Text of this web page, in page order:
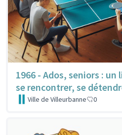
1966 - Ados, seniors : un
se rencontrer, se
Ville de Villeurbanne 0